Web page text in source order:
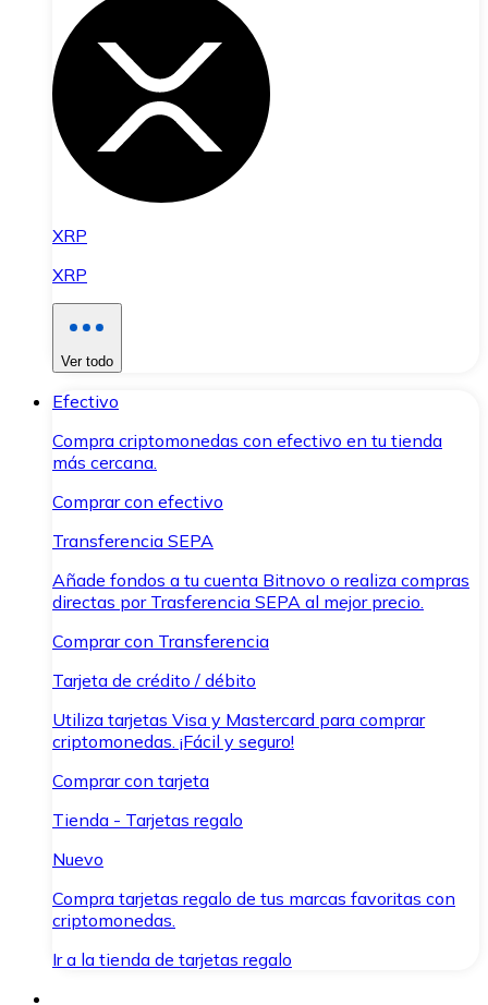
XRP
XRP
Ver todo
Efectivo
Compra criptomonedas con efectivo en tu tienda
más cercana.
Comprar con efectivo
Transferencia SEPA
Añade fondos a tu cuenta Bitnovo o realiza compras
directas por Trasferencia SEPA al mejor precio.
Comprar con Transferencia
Tarjeta de crédito / débito
Utiliza tarjetas Visa y Mastercard para comprar
criptomonedas. ¡Fácil y seguro!
Comprar con tarjeta
Tienda - Tarjetas regalo
Nuevo
Compra tarjetas regalo de tus marcas favoritas con
criptomonedas.
Ir a la tienda de tarjetas regalo